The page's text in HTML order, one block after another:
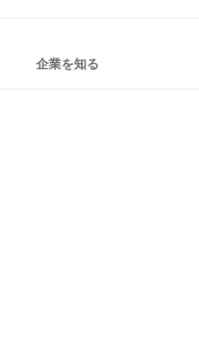
企業を知る